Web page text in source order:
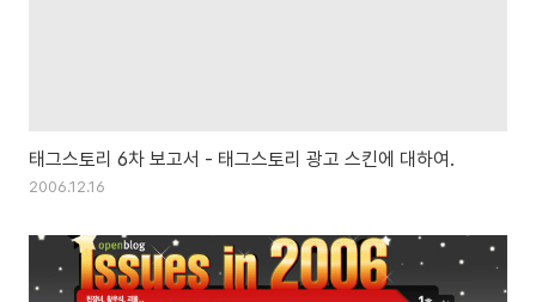
태그스토리 6차 보고서 - 태그스토리 광고 스킨에 대하여.
2006.12.16